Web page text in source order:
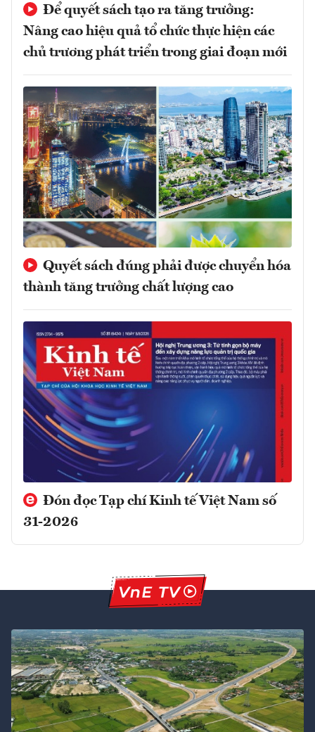
Để quyết sách tạo ra tăng trưởng:
Nâng cao hiệu quả tổ chức thực hiện các
chủ trương phát triển trong giai đoạn mới
Quyết sách đúng phải được chuyển hóa
thành tăng trưởng chất lượng cao
Đón đọc Tạp chí Kinh tế Việt Nam số
31-2026